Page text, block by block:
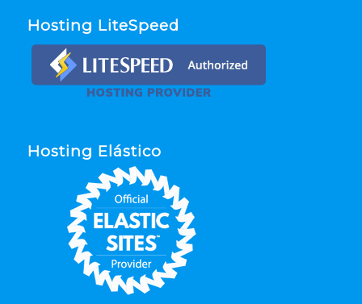
Hosting LiteSpeed
Hosting Elástico